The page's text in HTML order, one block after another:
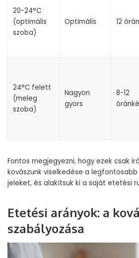
20-24°C
(optimális
szoba)
Optimális 12
24°C felett
(meleg
szoba)
Nagyon
gyors
8-12
Fontos megjegyezni, hogy ezek csak
kovászunk viselkedése a legfontosabb
jeleket, és alakítsuk ki a saját etetési
Etetési arányok: a
szabályozása